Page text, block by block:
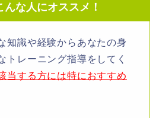
んな人にオススメ！
知識や経験からあなたの身
トレーニング指導をしてく
当する方には特におすすめ